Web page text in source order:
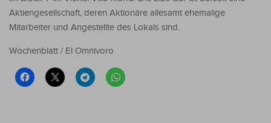
Aktiengesellschaft, deren Aktionäre allesamt ehemalige
Mitarbeiter und Angestellte des Lokals sind.
Wochenblatt / El Omnivoro